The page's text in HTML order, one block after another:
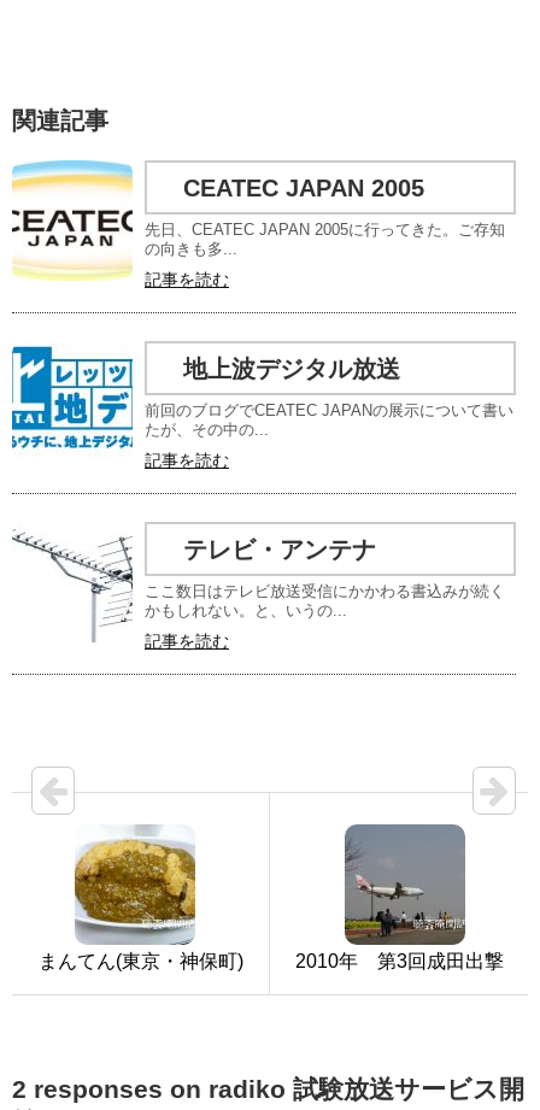
関連記事
CEATEC JAPAN 2005
先日、CEATEC JAPAN 2005に行ってきた。ご存知
の向きも多...
記事を読む
地上波デジタル放送
前回のブログでCEATEC JAPANの展示について書い
たが、その中の...
記事を読む
テレビ・アンテナ
ここ数日はテレビ放送受信にかかわる書込みが続く
かもしれない。と、いうの...
記事を読む
まんてん(東京・神保町) 2010年 第3回成田出撃
2 responses on radiko 試験放送サービス開